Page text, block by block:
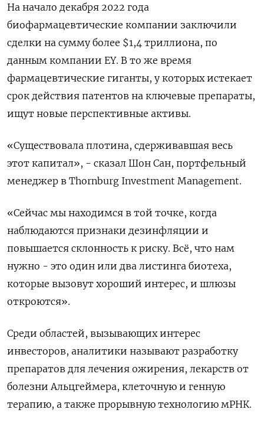
На начало декабря 2022 года
биофармацевтические компании заключили
сделки на сумму более $1,4 триллиона, по
данным компании EY. В то же время
фармацевтические гиганты, у которых истекает
срок действия патентов на ключевые препараты,
ищут новые перспективные активы.
«Существовала плотина, сдерживавшая весь
этот капитал», - сказал Шон Сан, портфельный
менеджер в Thornburg Investment Management.
«Сейчас мы находимся в той точке, когда
наблюдаются признаки дезинфляции и
повышается склонность к риску. Всё, что нам
нужно - это один или два листинга биотеха,
которые вызовут хороший интерес, и шлюзы
откроются».
Среди областей, вызывающих интерес
инвесторов, аналитики называют разработку
препаратов для лечения ожирения, лекарств от
болезни Альцгеймера, клеточную и генную
терапию, а также прорывную технологию мРНК.